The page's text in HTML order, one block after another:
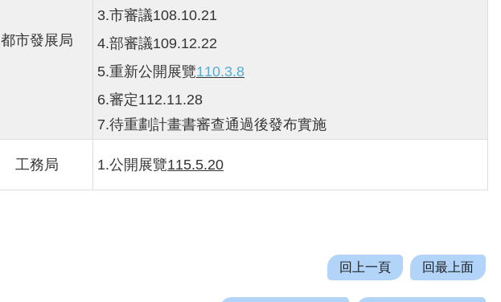
都市發展局
3.市審議108.10.21
4.部審議109.12.22
5.重新公開展覽110.3.8
6.審定112.11.28
7.待重劃計畫書審查通過後發布實施
工務局 1.公開展覽115.5.20
回上一頁 回最上面